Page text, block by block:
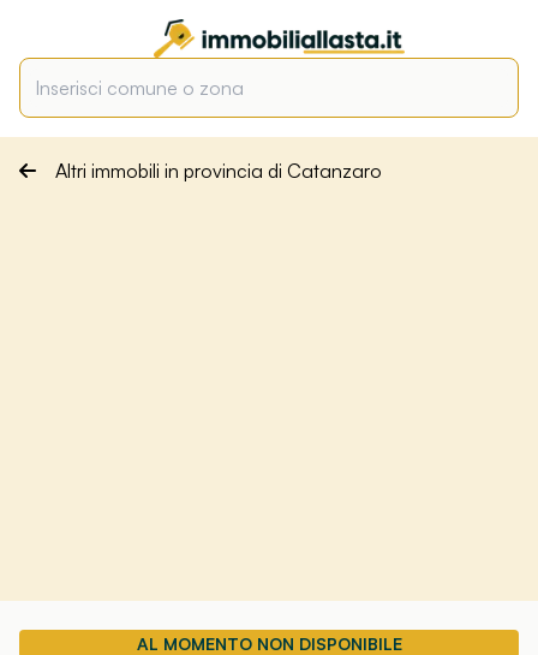
Altri immobili in provincia di Catanzaro
AL MOMENTO NON DISPONIBILE